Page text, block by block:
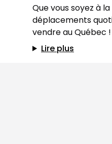
Que vous soyez à
déplacements
vendre au Québec !
Lire plus